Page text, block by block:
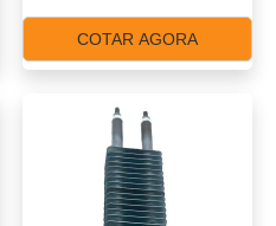
COTAR AGORA